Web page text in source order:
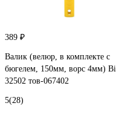
389 ₽
Валик (велюр, в комплекте с
бюгелем, 150мм, ворс 4мм)
32502 тов-067402
5(28)